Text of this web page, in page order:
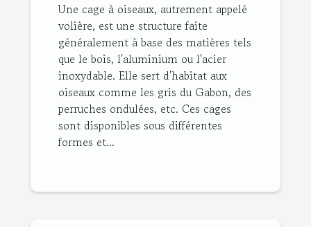
Une cage à oiseaux, autrement appelé
volière, est une structure faite
généralement à base des matières tels
que le bois, l'aluminium ou l'acier
inoxydable. Elle sert d'habitat aux
oiseaux comme les gris du Gabon, des
perruches ondulées, etc. Ces cages
sont disponibles sous différentes
formes et...